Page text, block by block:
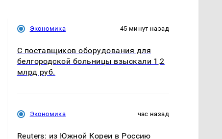
Экономика 45 минут назад
С поставщиков оборудования для
белгородской больницы взыскали 1,2
млрд руб.
Экономика час назад
Reuters: из Южной Кореи в Россию